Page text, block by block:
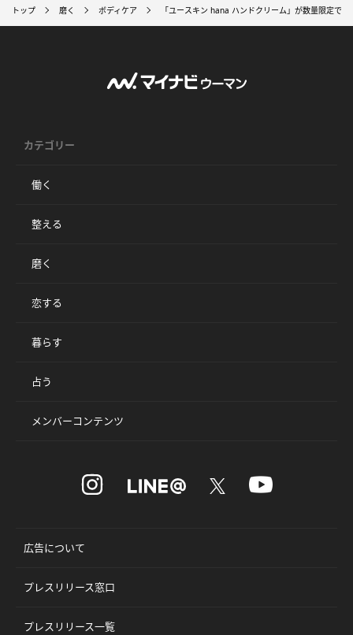
トップ 磨く ボディケア 「ユースキン hana ハンドクリーム」が数量限定で
カテゴリー
働く
整える
磨く
恋する
暮らす
占う
メンバーコンテンツ
広告について
プレスリリース窓口
プレスリリース一覧